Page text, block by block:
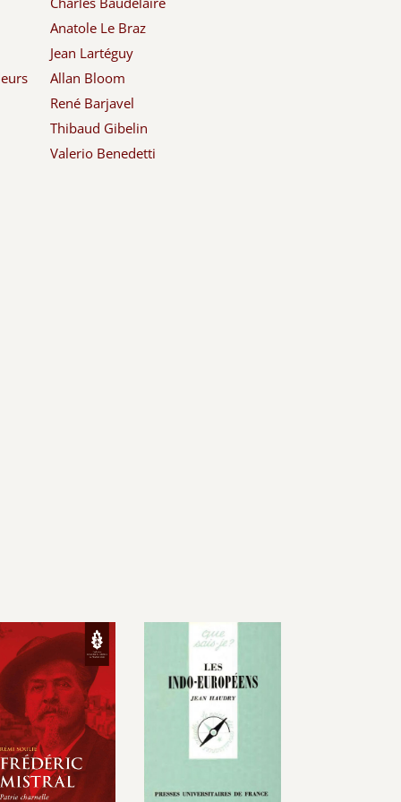
Anatole Le Braz
Jean Lartéguy
Allan Bloom
René Barjavel
Thibaud Gibelin
Valerio Benedetti